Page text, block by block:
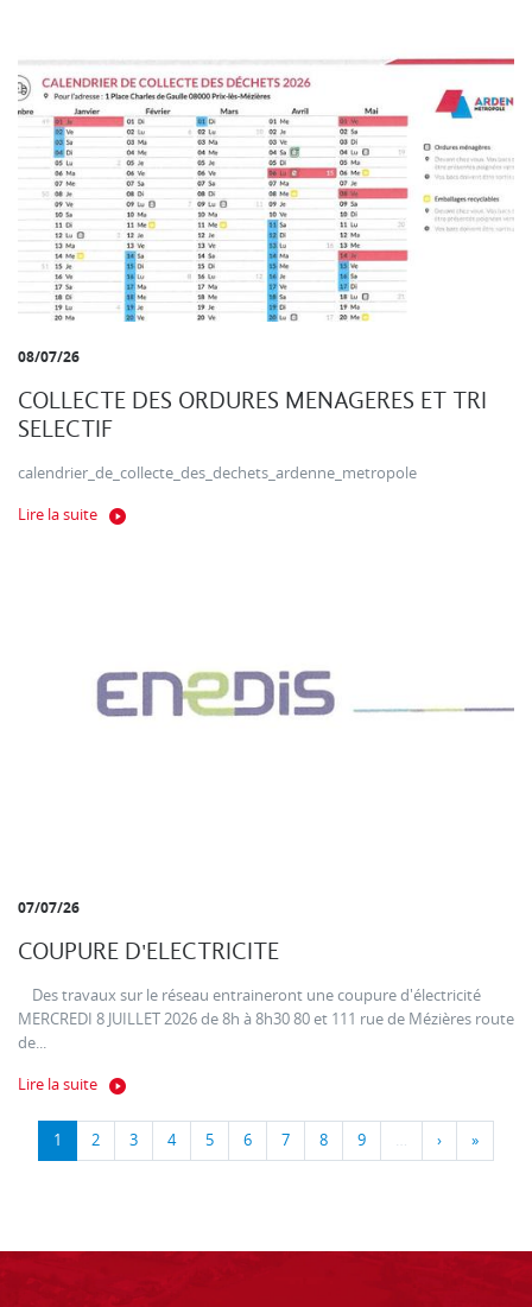
08/07/26
COLLECTE DES ORDURES MENAGERES ET TRI
SELECTIF
calendrier_de_collecte_des_dechets_ardenne_metropole
Lire la suite
07/07/26
COUPURE D'ELECTRICITE
Des travaux sur le réseau entraineront une coupure d'électricité
MERCREDI 8 JUILLET 2026 de 8h à 8h30 80 et 111 rue de Mézières route
de...
Lire la suite
1 2 3 4 5 6 7 8 9 … › »